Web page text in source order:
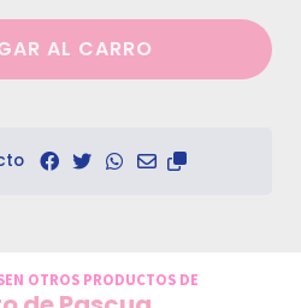
AL CARRO
OTROS PRODUCTOS DE